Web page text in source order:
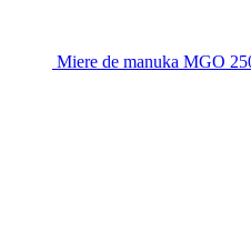
Miere de manuka MGO